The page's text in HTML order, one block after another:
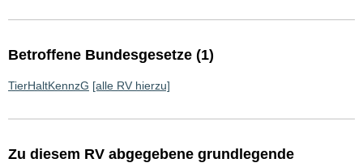
Betroffene Bundesgesetze (1)
TierHaltKennzG [alle RV hierzu]
Zu diesem RV abgegebene grundlegende